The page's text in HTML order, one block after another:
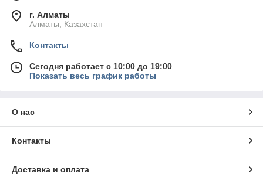
г. Алматы
Алматы, Казахстан
Контакты
Сегодня работает с 10:00 до 19:00
Показать весь график работы
О нас
Контакты
Доставка и оплата